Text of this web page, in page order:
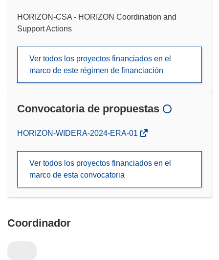
HORIZON-CSA - HORIZON Coordination and
Support Actions
Ver todos los proyectos financiados en el
marco de este régimen de financiación
Convocatoria de propuestas
(se
nueva
HORIZON-WIDERA-2024-ERA-01
Ver todos los proyectos financiados en el
marco de esta convocatoria
Coordinador